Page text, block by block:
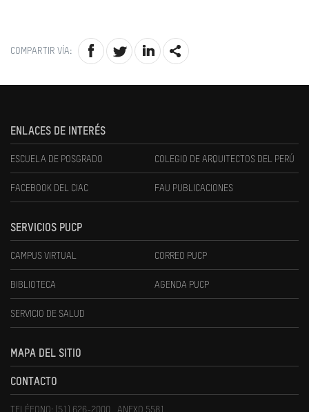
COMPARTIR VÍA:
ENLACES DE INTERÉS
ESCUELA DE POSGRADO COLEGIO DE ARQUITECTOS DEL PERÚ
FACEBOOK DEL CIAC FAU PUBLICACIONES
SERVICIOS PUCP
CAMPUS VIRTUAL CORREO PUCP
BIBLIOTECA AGENDA PUCP
SERVICIO DE SALUD
MAPA DEL SITIO
CONTACTO
TELÉFONO: (51) 626-2000 , ANEXO 5581